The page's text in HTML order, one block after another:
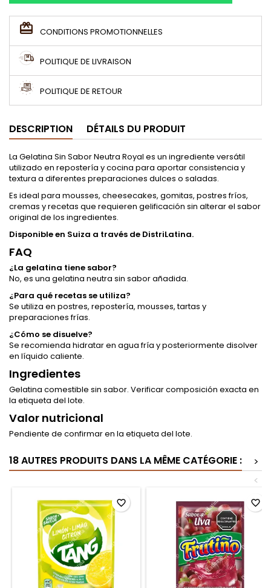
CONDITIONS PROMOTIONNELLES
POLITIQUE DE LIVRAISON
POLITIQUE DE RETOUR
DESCRIPTION DÉTAILS DU PRODUIT
La Gelatina Sin Sabor Neutra Royal es un ingrediente versátil
utilizado en repostería y cocina para aportar consistencia y
textura a diferentes preparaciones dulces o saladas.
Es ideal para mousses, cheesecakes, gomitas, postres fríos,
cremas y recetas que requieren gelificación sin alterar el sabor
original de los ingredientes.
Disponible en Suiza a través de DistriLatina.
FAQ
¿La gelatina tiene sabor?
No, es una gelatina neutra sin sabor añadida.
¿Para qué recetas se utiliza?
Se utiliza en postres, repostería, mousses, tartas y
preparaciones frías.
¿Cómo se disuelve?
Se recomienda hidratar en agua fría y posteriormente disolver
en líquido caliente.
Ingredientes
Gelatina comestible sin sabor. Verificar composición exacta en
la etiqueta del lote.
Valor nutricional
Pendiente de confirmar en la etiqueta del lote.
18 AUTRES PRODUITS DANS LA MÊME CATÉGORIE :
>
<
favorite_border favorite_border